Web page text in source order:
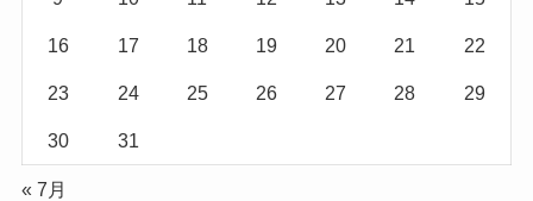
16 17 18 19 20 21 22
23 24 25 26 27 28 29
30 31
« 7月